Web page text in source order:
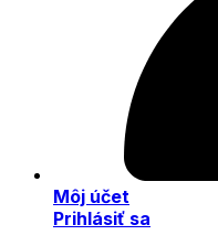
Môj účet
Prihlásiť sa